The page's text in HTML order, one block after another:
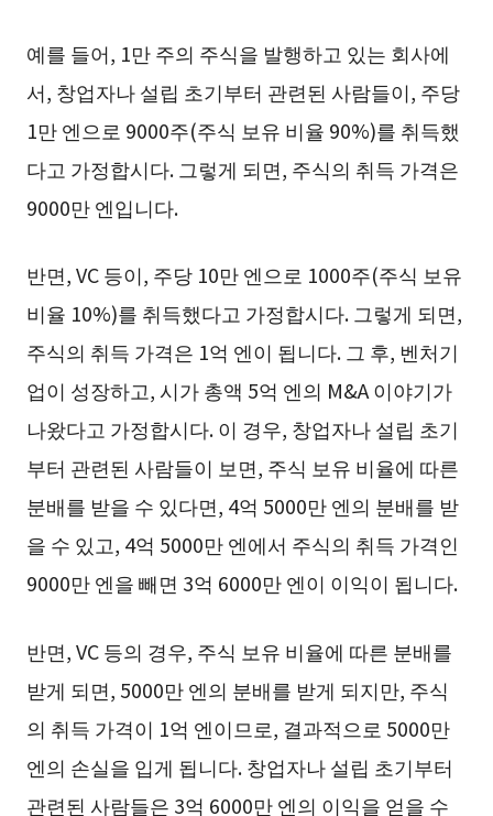
예를 들어, 1만 주의 주식을 발행하고 있는 회사에
서, 창업자나 설립 초기부터 관련된 사람들이, 주당
1만 엔으로 9000주(주식 보유 비율 90%)를 취득했
다고 가정합시다. 그렇게 되면, 주식의 취득 가격은
9000만 엔입니다.
반면, VC 등이, 주당 10만 엔으로 1000주(주식 보유
비율 10%)를 취득했다고 가정합시다. 그렇게 되면,
주식의 취득 가격은 1억 엔이 됩니다. 그 후, 벤처기
업이 성장하고, 시가 총액 5억 엔의 M&A 이야기가
나왔다고 가정합시다. 이 경우, 창업자나 설립 초기
부터 관련된 사람들이 보면, 주식 보유 비율에 따른
분배를 받을 수 있다면, 4억 5000만 엔의 분배를 받
을 수 있고, 4억 5000만 엔에서 주식의 취득 가격인
9000만 엔을 빼면 3억 6000만 엔이 이익이 됩니다.
반면, VC 등의 경우, 주식 보유 비율에 따른 분배를
받게 되면, 5000만 엔의 분배를 받게 되지만, 주식
의 취득 가격이 1억 엔이므로, 결과적으로 5000만
엔의 손실을 입게 됩니다. 창업자나 설립 초기부터
관련된 사람들은 3억 6000만 엔의 이익을 얻을 수